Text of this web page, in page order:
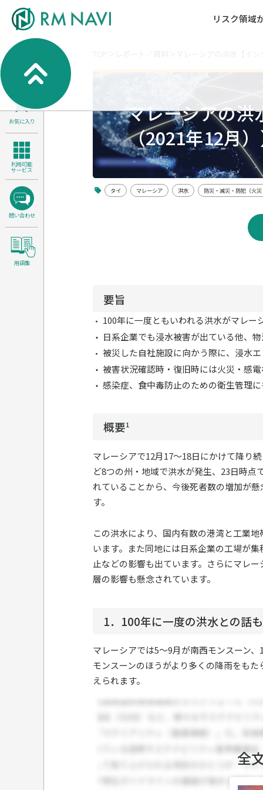
リスク領域
サステナビリティ経営支援
医療／介護／障害福祉／子ども・児
製品安全・食品安全
検索
お気に入り
利用可能
サービス
問い合わせ
用語集
マレーシアの洪
（2021年12月
タイ マレーシア 洪水 防災・減災・防犯（火
要旨
100年に一度ともいわれる洪水がマレー
日系企業でも浸水被害が出ている他、
被災した自社施設に向かう際に、浸水
被害状況確認時・復旧時には火災・感
感染症、食中毒防止のための衛生管理
概要1
マレーシアで12月17～18日にかけて降り
ど8つの州・地域で洪水が発生、23日時
れていることから、今後死者数の増加が
す。
この洪水により、国内有数の港湾と工業
います。また同地には日系企業の工場が
止などの影響も出ています。さらにマレ
層の影響も懸念されています。
1．100年に一度の洪水との話も
マレーシアでは5～9月が南西モンスーン
モンスーンのほうがより多くの降雨をも
えられます。
全